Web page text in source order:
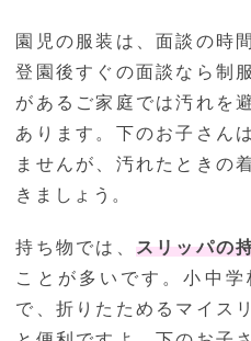
園児の服装は、面談の時
登園後すぐの面談なら制
があるご家庭では汚れを
あります。下のお子さん
ませんが、汚れたときの
きましょう。
持ち物では、 スリッパの
ことが多いです。小中
で、折りたためるマイス